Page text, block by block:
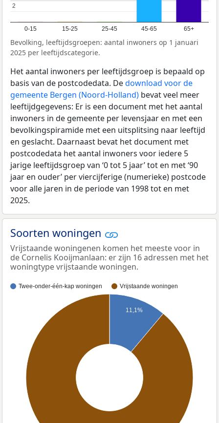
0-15 15-25 25-45 45-65 65+
2
2
Bevolking, leeftijdsgroepen: aantal inwoners op 1 januari
2025 per leeftijdscategorie.
Het aantal inwoners per leeftijdsgroep is bepaald op
basis van de postcodedata. Dedownload voor de
gemeente Bergen (Noord-Holland) bevat veel meer
leeftijdgegevens: Er is een document met het aantal
inwoners in de gemeente per levensjaar en met een
bevolkingspiramide met een uitsplitsing naar leeftijd
en geslacht. Daarnaast bevat het document met
postcodedata het aantal inwoners voor iedere 5
jarige leeftijdsgroep van ‘0 tot 5 jaar’ tot en met ‘90
jaar en ouder’ per viercijferige (numerieke) postcode
voor alle jaren in de periode van 1998 tot en met
2025.
Soorten woningen
Vrijstaande woningenen komen het meeste voor in
de Cornelis Kooijmanlaan: er zijn 16 adressen met het
woningtype vrijstaande woningen.
Twee-onder-één-kap woningen Vrijstaande woningen
11,1%